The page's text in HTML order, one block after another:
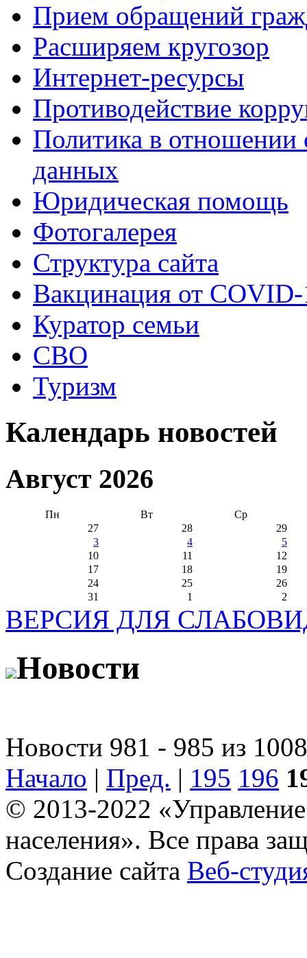
Прием обращений
Расширяем кругозор
Интернет-ресурсы
Противодействие
Политика в отношении
данных
Юридическая помощь
Фотогалерея
Структура сайта
Вакцинация от
Куратор семьи
СВО
Туризм
Календарь новостей
Август 2026
Пн Вт
Ср
27
28
29
3
4
5
10
11
12
17
18
19
24
25
26
31
1 2
ВЕРСИЯ ДЛЯ
Новости
Новости 981 - 985 из 1008
Начало | Пред. | 195 196
© 2013-2022
населения». Все права
Создание сайта Веб-